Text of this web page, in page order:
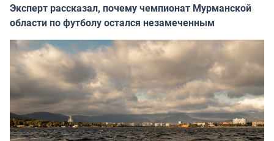
Эксперт рассказал, почему чемпионат Мурманской
области по футболу остался незамеченным